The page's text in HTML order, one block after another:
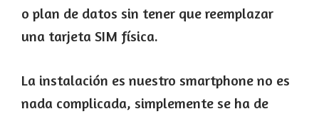
o plan de datos sin tener que reemplazar
una tarjeta SIM física.
La instalación es nuestro smartphone no es
nada complicada, simplemente se ha de